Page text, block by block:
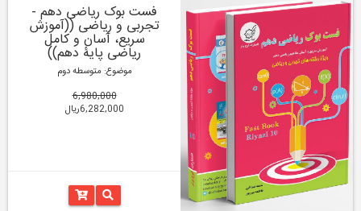
فست بوک ریاضی دهم -
تجربی و ریاضی ((آموزش
سریع، آسان و کامل
ریاضی پایۀ دهم))
موضوع: متوسطه دوم
6,980,000
6,282,000ریال